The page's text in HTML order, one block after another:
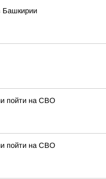
Башкирии
пойти на СВО
пойти на СВО